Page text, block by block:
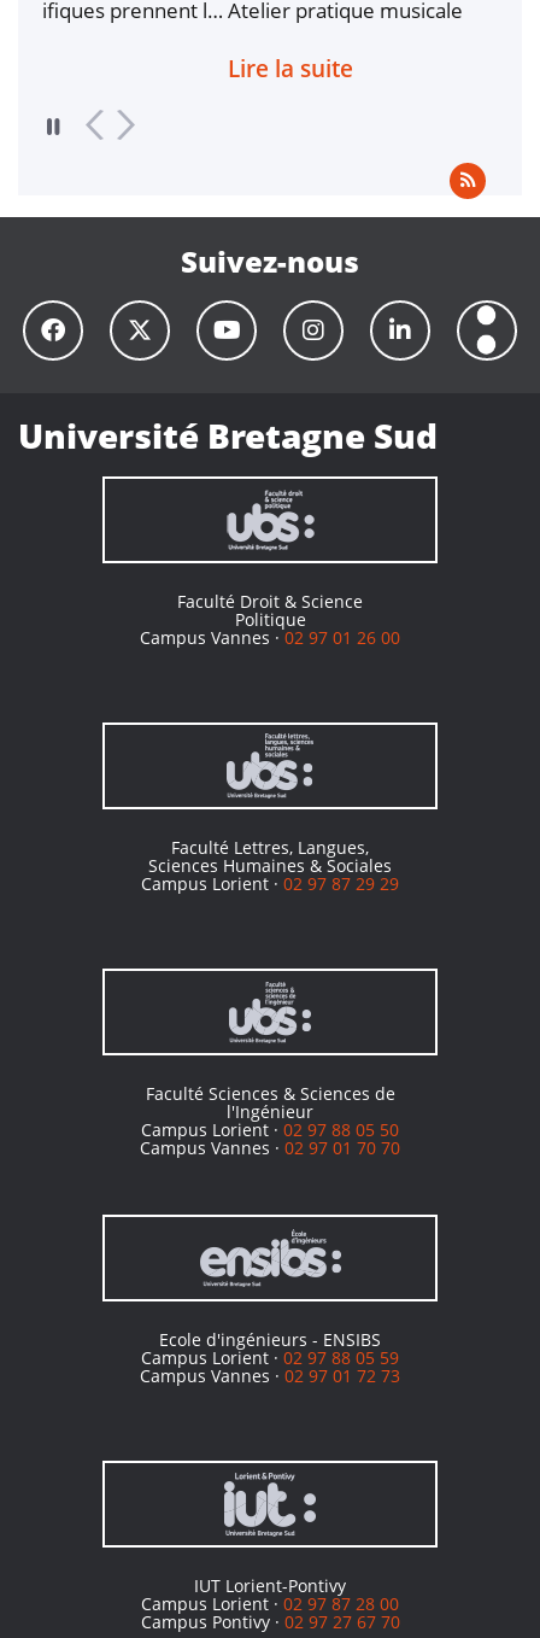
le Atelier pratique musicale
Suivez-nous
Université Bretagne Sud
Faculté Droit & Science
Politique
Campus Vannes ·02 97 01 26 00
Faculté Lettres, Langues,
Sciences Humaines & Sociales
Campus Lorient · 02 97 87 29 29
Faculté Sciences & Sciences de
l'Ingénieur
Campus Lorient · 02 97 88 05 50
Campus Vannes · 02 97 01 70 70
Ecole d'ingénieurs - ENSIBS
Campus Lorient · 02 97 88 05 59
Campus Vannes · 02 97 01 72 73
IUT Lorient-Pontivy
Campus Lorient · 02 97 87 28 00
Campus Pontivy · 02 97 27 67 70